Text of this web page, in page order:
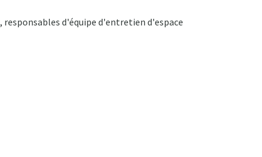
d'équipe d'entretien d'espace